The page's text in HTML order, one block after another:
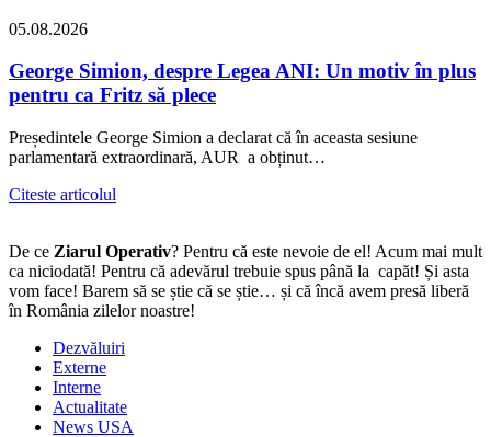
05.08.2026
George Simion, despre Legea ANI: Un motiv în plus
pentru ca Fritz să plece
Președintele George Simion a declarat că în aceasta sesiune
parlamentară extraordinară, AUR a obținut…
Citeste articolul
De ce Ziarul Operativ? Pentru că este nevoie de el! Acum mai mult
ca niciodată! Pentru că adevărul trebuie spus până la capăt! Și asta
vom face! Barem să se știe că se știe… și că încă avem presă liberă
în România zilelor noastre!
Dezvăluiri
Externe
Interne
Actualitate
News USA